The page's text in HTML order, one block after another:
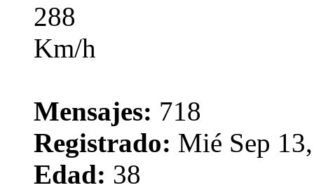
Mensajes: 718
Registrado: Mié Sep
Edad: 38